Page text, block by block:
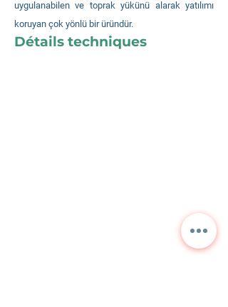
uygulanabilen ve toprak yükünü alarak yatılımı
koruyan çok yönlü bir üründür.
Détails techniques